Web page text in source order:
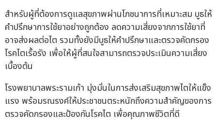
สำหรับผู้ที่ต้องการดูแลสุขภาพผ่านโภชนาการที่เหมาะสม บูธให้
คำปรึกษาการใช้ยาอย่างถูกต้อง ลดความเสี่ยงจากการใช้ยาที่
อาจส่งผลต่อไต รวมทั้งยังมีบูธให้คำปรึกษาและตรวจคัดกรอง
โรคไตเรื้อรัง เพื่อให้ผู้ที่สนใจสามารถตรวจประเมินความเสี่ยง
เบื้องต้น
โรงพยาบาลพระรามเก้า มุ่งมั่นในการส่งเสริมสุขภาพไตให้แข็ง
แรง พร้อมรณรงค์ให้ประชาชนตระหนักถึงความสำคัญของการ
ตรวจคัดกรองและป้องกันโรคไต เพื่อคุณภาพชีวิตที่ดี